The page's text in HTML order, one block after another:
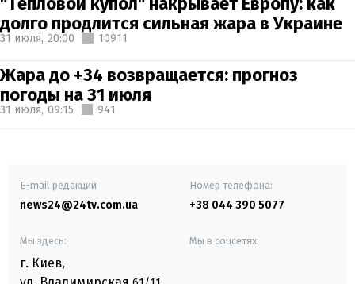
долго продлится сильная жара в Украине
31 июля, 20:00 10911
Жара до +34 возвращается: прогноз
погоды на 31 июля
31 июля, 09:15 941
E-mail редакции
news24@24tv.com.ua
Номер телефона:
+38 044 390 5077
Мы здесь:
г. Киев,
Мы в соцсетях: